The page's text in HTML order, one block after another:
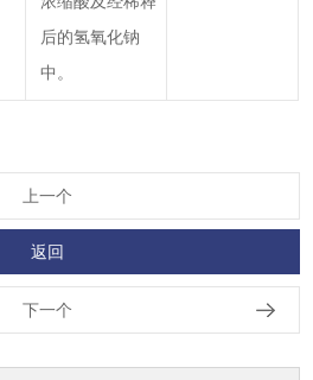
后的氢氧化钠
中。
上一个
返回
下一个